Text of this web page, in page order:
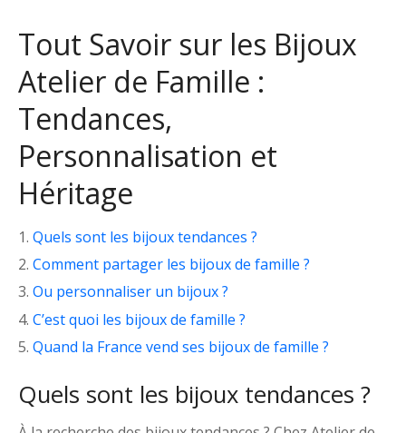
Tout Savoir sur les Bijoux
Atelier de Famille :
Tendances,
Personnalisation et
Héritage
Quels sont les bijoux tendances ?
Comment partager les bijoux de famille ?
Ou personnaliser un bijoux ?
C’est quoi les bijoux de famille ?
Quand la France vend ses bijoux de famille ?
Quels sont les bijoux tendances ?